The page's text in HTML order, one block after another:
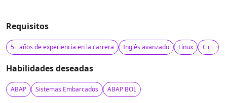
Requisitos
5+ años de experiencia en la carrera Inglês avanzado Linux C++
Habilidades deseadas
ABAP Sistemas Embarcados ABAP BOL